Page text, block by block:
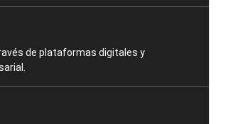
de plataformas digitales y